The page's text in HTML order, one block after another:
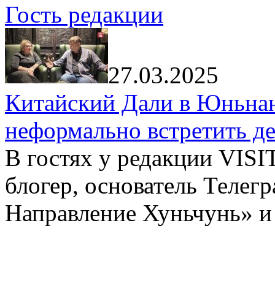
Гость редакции
27.03.2025
Китайский Дали в
неформально встретить
В гостях у редакции
блогер, основатель
Направление Хуньчунь»